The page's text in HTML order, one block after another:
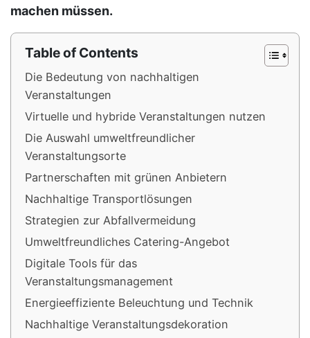
machen müssen.
Table of Contents
Die Bedeutung von nachhaltigen
Veranstaltungen
Virtuelle und hybride Veranstaltungen nutzen
Die Auswahl umweltfreundlicher
Veranstaltungsorte
Partnerschaften mit grünen Anbietern
Nachhaltige Transportlösungen
Strategien zur Abfallvermeidung
Umweltfreundliches Catering-Angebot
Digitale Tools für das
Veranstaltungsmanagement
Energieeffiziente Beleuchtung und Technik
Nachhaltige Veranstaltungsdekoration